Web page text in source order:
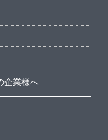
企業様へ